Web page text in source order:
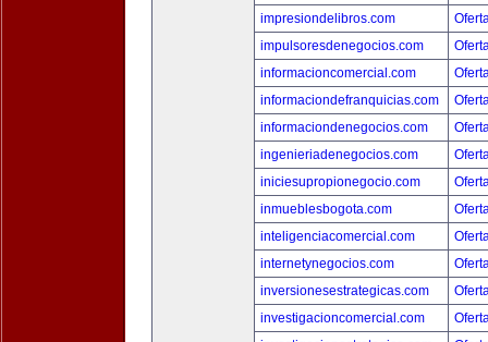
impresiondelibros.com
impulsoresdenegocios.com
informacioncomercial.com
informaciondefranquicias.com
informaciondenegocios.com
ingenieriadenegocios.com
iniciesupropionegocio.com
inmueblesbogota.com
inteligenciacomercial.com
internetynegocios.com
inversionesestrategicas.com
investigacioncomercial.com